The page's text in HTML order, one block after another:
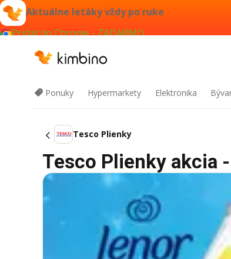
Aktuálne letáky vždy po ruke
Pridať do Chrome - ZADARMO
Ponuky Hypermarkety Elektronika
Tesco Plienky
Tesco Plienky akcia